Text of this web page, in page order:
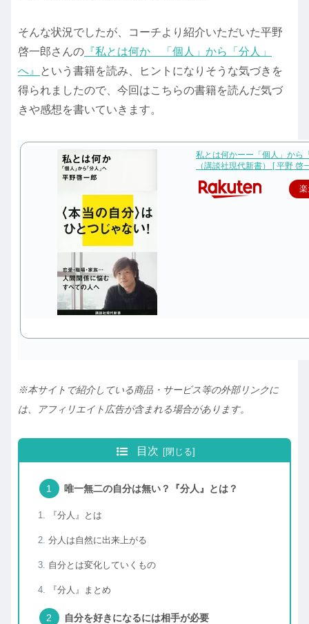
そんな状況でしたが、コーチより紹介いただいた平野
啓一郎さんの 『私とは何か 「個人」から「分人」
へ』
という書籍を読み、ヒントになりそうな気づきを
得られましたので、今回はこちらの書籍を読んだ気づ
きや感想を書いていきます。
私とは何かーー「個人」から
（講談社現代新書） [ 平野 啓
※本サイトで紹介している商品・サービス等の外部リンクに
は、アフィリエイト広告が含まれる場合があります。
目次
唯一無二の自分は無い？『分人』とは？
『分人』とは
分人は自然に出来上がる
自分とは変化していくもの
『分人』まとめ
自分を好きになるには相手が必要